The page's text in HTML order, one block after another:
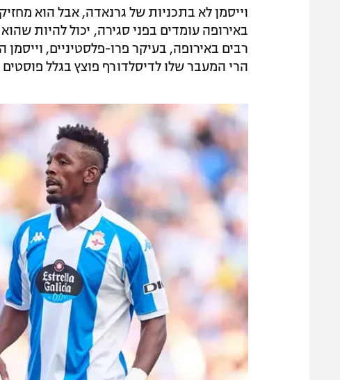
וייסמן לא בתכניות של גרנאדה, אבל הוא
באירופה עומדים בפני סגירה, יכול להיות
רבים באירופה, בעיקר פרו-פלסטיניים,
הרי המעבר שלו לדיסלדורף פוצץ בגלל